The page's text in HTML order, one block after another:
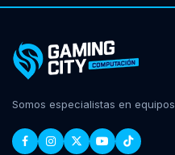
Somos especialistas en